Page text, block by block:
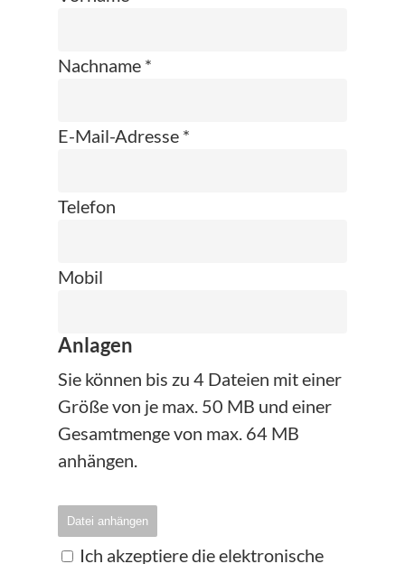
Nachname *
E-Mail-Adresse *
Telefon
Mobil
Anlagen
Sie können bis zu 4 Dateien mit einer
Größe von je max. 50 MB und einer
Gesamtmenge von max. 64 MB
anhängen.
Datei anhängen
Ich akzeptiere die elektronische